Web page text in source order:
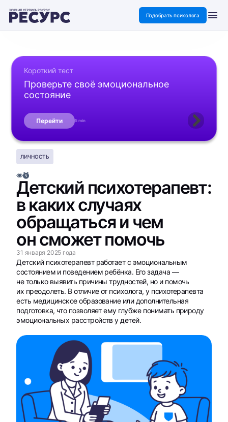
ЖУРНАЛ СЕРВИСА PSYPSY
Подобрать психолога
Короткий тест
Проверьте своё эмоциональное
состояние
Перейти 5 min
ЛИЧНОСТЬ
Детский психотерапевт:
в каких случаях
обращаться и чем
он сможет помочь
31 января 2025 года
Детский психотерапевт работает с эмоциональным
состоянием и поведением ребёнка. Его задача —
не только выявить причины трудностей, но и помочь
их преодолеть. В отличие от психолога, у психотерапевта
есть медицинское образование или дополнительная
подготовка, что позволяет ему глубже понимать природу
эмоциональных расстройств у детей.